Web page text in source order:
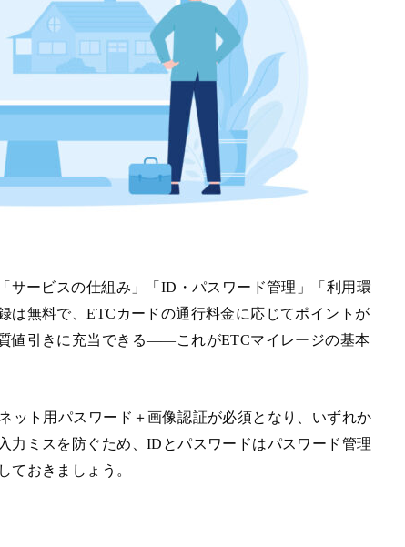
サービスの仕組み」「ID・パスワード管理」「利用環
は無料で、ETCカードの通行料金に応じてポイントが
値引きに充当できる――これがETCマイレージの基本
ット用パスワード＋画像認証が必須となり、いずれか
力ミスを防ぐため、IDとパスワードはパスワード管理
ておきましょう。